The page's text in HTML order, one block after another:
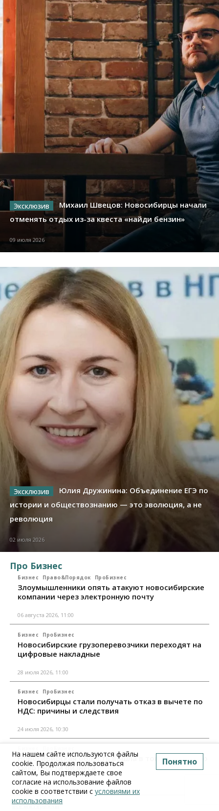
Михаил Швецов: Новосибирцы начали
отменять отдых из-за квеста «найди бензин»
09 июля 2026
Юлия Дружинина: Объединение ЕГЭ по
истории и обществознанию — это эволюция, а не
революция
02 июля 2026
Про Бизнес
Бизнес Право&Порядок ПроБизнес
Злоумышленники опять атакуют новосибирские
компании через электронную почту
06 августа 2026, 11:00
Бизнес ПроБизнес
Новосибирские грузоперевозчики переходят на
цифровые накладные
28 июля 2026, 11:00
Бизнес ПроБизнес
Новосибирцы стали получать отказ в вычете по
НДС: причины и следствия
24 июля 2026, 10:30
Новосибирская область вошла в топ регионов по
смертности бизнеса
17 июля 2026, 12:00
Все материалы
На нашем сайте используются файлы
cookie. Продолжая пользоваться
сайтом, Вы подтверждаете свое
согласие на использование файлов
cookie в соответствии с условиями их
использования
Понятно